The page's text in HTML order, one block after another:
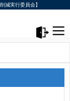
減実行委員会】